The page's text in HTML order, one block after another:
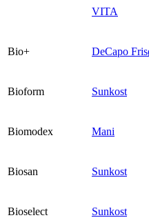
VITA
Bio+ DeCapo
Bioform Sunkost
Biomodex Mani
Biosan Sunkost
Bioselect Sunkost